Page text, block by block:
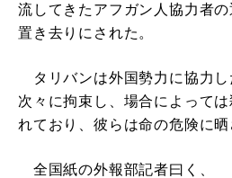
流してきたアフガン人協力者
置き去りにされた。
タリバンは外国勢力に協力し
次々に拘束し、場合によって
れており、彼らは命の危険に晒
全国紙の外報部記者曰く、